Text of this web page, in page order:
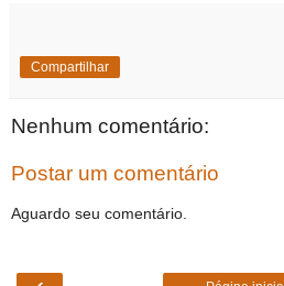
Compartilhar
Nenhum comentário:
Postar um comentário
Aguardo seu comentário.